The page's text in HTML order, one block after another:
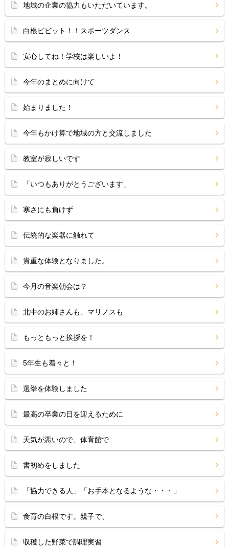
地域の企業の協力もいただいています。
白根ビビット！！スポーツダンス
安心してね！学校は楽しいよ！
今年のまとめに向けて
始まりました！
今年もかけ算で地域の方と交流しました
教室が寂しいです
「いつもありがとうございます」
寒さにも負けず
伝統的な楽器に触れて
貴重な体験となりました。
今月の音楽朝会は？
北中のお姉さんも、マリノスも
もっともっと挨拶を！
5年生も着々と！
選挙を体験しました
最高の卒業の日を迎えるために
天気が悪いので、体育館で
書初めをしました
「協力できる人」「お手本となるような・・・」
食育の白根です。親子で、
収穫した野菜で調理実習